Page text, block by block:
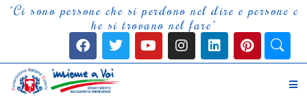
s one che si perdono nel dire e persone c
he si trovano nel fare"